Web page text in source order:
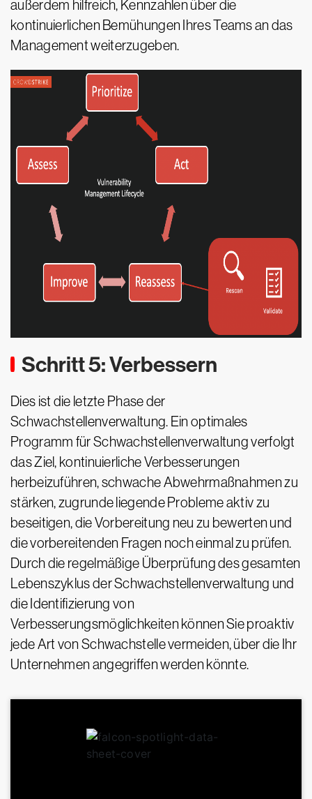
außerdem hilfreich, Kennzahlen über die
kontinuierlichen Bemühungen Ihres Teams an das
Management weiterzugeben.
Schritt 5: Verbessern
Dies ist die letzte Phase der
Schwachstellenverwaltung. Ein optimales
Programm für Schwachstellenverwaltung verfolgt
das Ziel, kontinuierliche Verbesserungen
herbeizuführen, schwache Abwehrmaßnahmen zu
stärken, zugrunde liegende Probleme aktiv zu
beseitigen, die Vorbereitung neu zu bewerten und
die vorbereitenden Fragen noch einmal zu prüfen.
Durch die regelmäßige Überprüfung des gesamten
Lebenszyklus der Schwachstellenverwaltung und
die Identifizierung von
Verbesserungsmöglichkeiten können Sie proaktiv
jede Art von Schwachstelle vermeiden, über die Ihr
Unternehmen angegriffen werden könnte.